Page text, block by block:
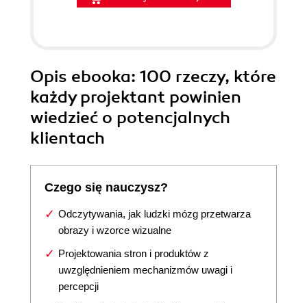
Opis ebooka: 100 rzeczy, które
każdy projektant powinien
wiedzieć o potencjalnych
klientach
Czego się nauczysz?
Odczytywania, jak ludzki mózg przetwarza
obrazy i wzorce wizualne
Projektowania stron i produktów z
uwzględnieniem mechanizmów uwagi i
percepcji